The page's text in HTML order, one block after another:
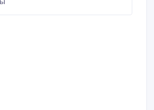
к дорогостоящим работам по